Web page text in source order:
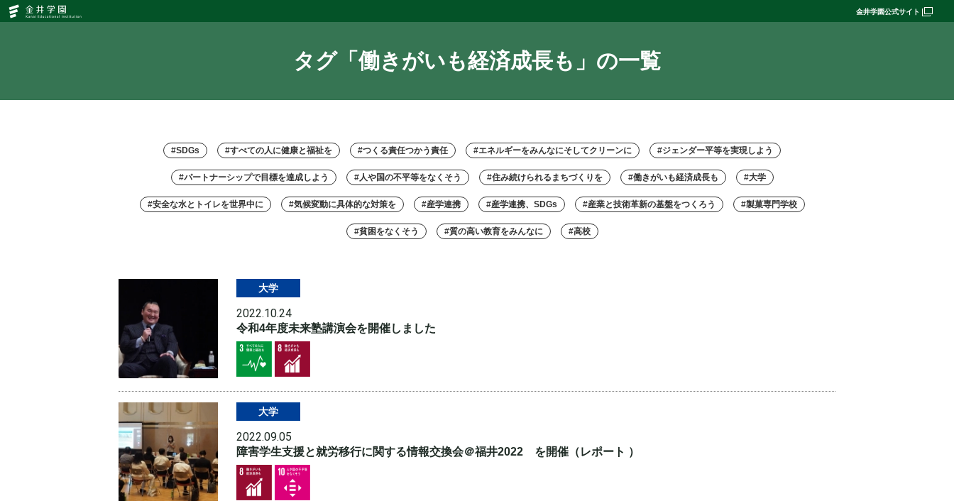
タ
グ
金井学園公式サイト
タグ「働きがいも経済成長も」の一覧
#SDGs #すべての人に健康と福祉を #つくる責任つかう責任 #エネルギーをみんなにそしてクリーンに #ジェンダー平等を実現しよう
#パートナーシップで目標を達成しよう #人や国の不平等をなくそう #住み続けられるまちづくりを #働きがいも経済成長も #大学
#安全な水とトイレを世界中に #気候変動に具体的な対策を #産学連携 #産学連携、SDGs #産業と技術革新の基盤をつくろう #製菓専門学校
#貧困をなくそう #質の高い教育をみんなに #高校
大学
2022.10.24
令和4年度未来塾講演会を開催しました
大学
2022.09.05
障害学生支援と就労移行に関する情報交換会＠福井2022 を開催（レポート ）